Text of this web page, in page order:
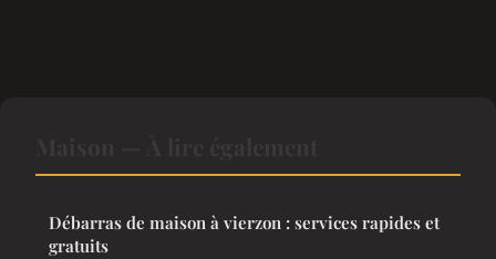
Débarras de maison à vierzon : services rapides et
gratuits